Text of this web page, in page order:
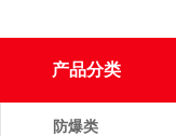
产品分类
防爆类